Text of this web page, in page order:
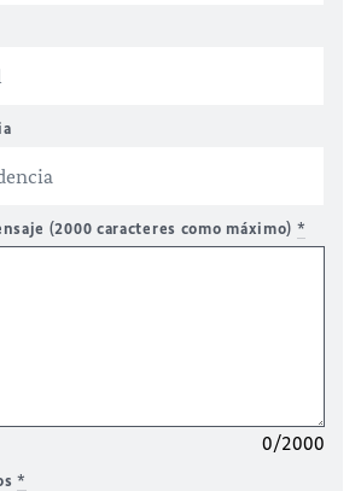
(2000 caracteres como máximo) *
0/2000
*